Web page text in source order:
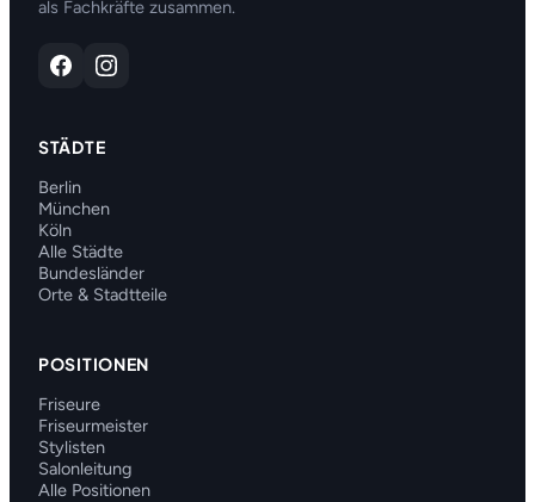
als Fachkräfte zusammen.
STÄDTE
Berlin
München
Köln
Alle Städte
Bundesländer
Orte & Stadtteile
POSITIONEN
Friseure
Friseurmeister
Stylisten
Salonleitung
Alle Positionen